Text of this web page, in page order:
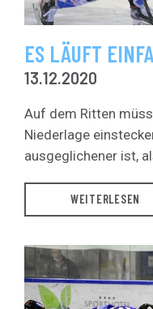
ES LÄUFT
13.12.2020
Auf dem Ritten
Niederlage
ausgeglichener ist,
WEITERLESEN